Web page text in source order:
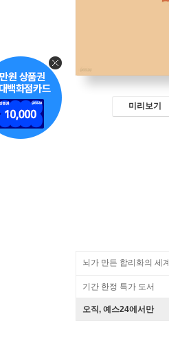
미리보기
뇌가 만든 합리화의 세계
기간 한정 특가 도서
오직, 예스24에서만